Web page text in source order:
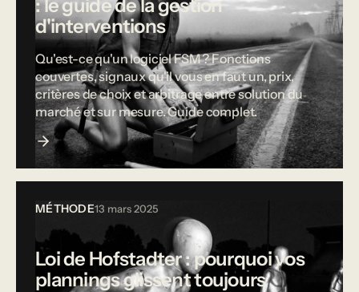
: le guide de la gestion
d'interventions
Qu'est-ce qu'un logiciel FSM ? Fonctions
couvertes, signaux qu'il vous en faut un, prix,
critères de choix et arbitrage entre solution du
marché et sur mesure. Guide complet.
MÉTHODE13 mars 2025
Loi de Hofstadter : pourquoi vos
plannings glissent toujours